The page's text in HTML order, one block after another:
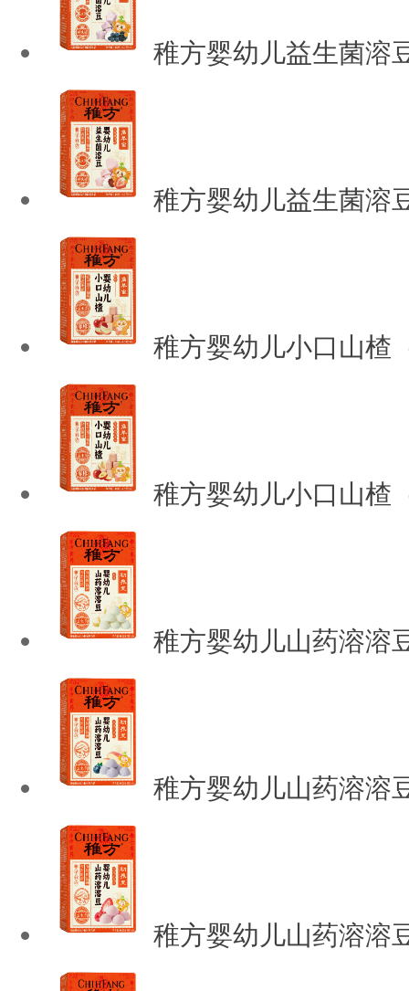
稚方婴幼儿益生菌溶
稚方婴幼儿益生菌溶
稚方婴幼儿小口山楂
稚方婴幼儿小口山楂
稚方婴幼儿山药溶溶
稚方婴幼儿山药溶溶
稚方婴幼儿山药溶溶